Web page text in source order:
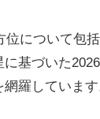
について包
基づいた
羅しています